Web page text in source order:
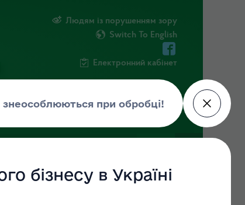
Людям із порушенням зору
Switch To English
Електронний кабінет